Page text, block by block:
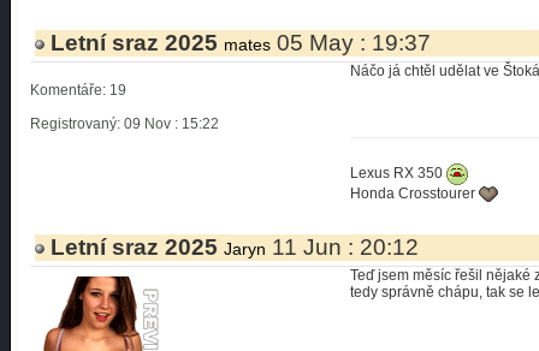
Letní sraz 2025 mates 05 May : 19:37
Komentáře: 19
Registrovaný: 09 Nov : 15:22
Náčo já chtěl udělat ve
Lexus RX 350
Honda Crosstourer
Letní sraz 2025 Jaryn 11 Jun : 20:12
Teď jsem měsíc řešil nějaké
tedy správně chápu, tak se